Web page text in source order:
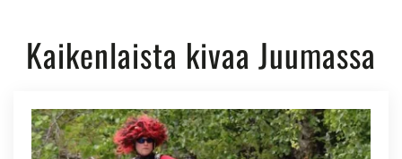
Kaikenlaista kivaa Juumassa